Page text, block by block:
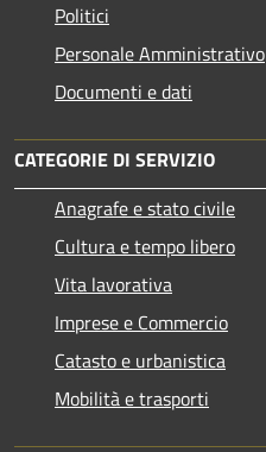
Politici
Personale Amministrativo
Documenti e dati
CATEGORIE DI SERVIZIO
Anagrafe e stato civile
Cultura e tempo libero
Vita lavorativa
Imprese e Commercio
Catasto e urbanistica
Mobilità e trasporti